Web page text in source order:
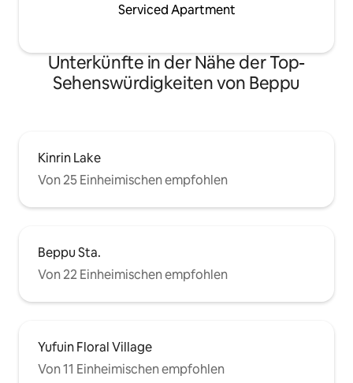
Serviced Apartment
Unterkünfte in der Nähe der Top-
Sehenswürdigkeiten von Beppu
Kinrin Lake
Von 25 Einheimischen empfohlen
Beppu Sta.
Von 22 Einheimischen empfohlen
Yufuin Floral Village
Von 11 Einheimischen empfohlen